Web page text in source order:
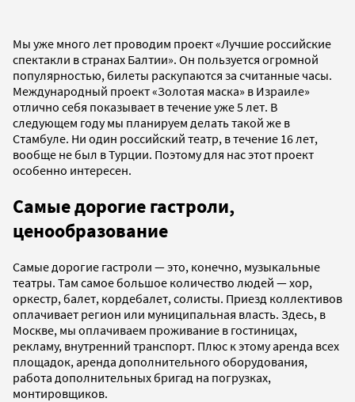
Мы уже много лет проводим проект «Лучшие российские
спектакли в странах Балтии». Он пользуется огромной
популярностью, билеты раскупаются за считанные часы.
Международный проект «Золотая маска» в Израиле»
отлично себя показывает в течение уже 5 лет. В
следующем году мы планируем делать такой же в
Стамбуле. Ни один российский театр, в течение 16 лет,
вообще не был в Турции. Поэтому для нас этот проект
особенно интересен.
Самые дорогие гастроли,
ценообразование
Самые дорогие гастроли — это, конечно, музыкальные
театры. Там самое большое количество людей — хор,
оркестр, балет, кордебалет, солисты. Приезд коллективов
оплачивает регион или муниципальная власть. Здесь, в
Москве, мы оплачиваем проживание в гостиницах,
рекламу, внутренний транспорт. Плюс к этому аренда всех
площадок, аренда дополнительного оборудования,
работа дополнительных бригад на погрузках,
монтировщиков.